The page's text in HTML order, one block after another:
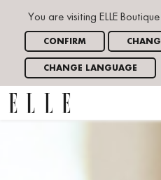
You are visiting ELLE Boutique
CONFIRM
CHANGE LANGUAGE